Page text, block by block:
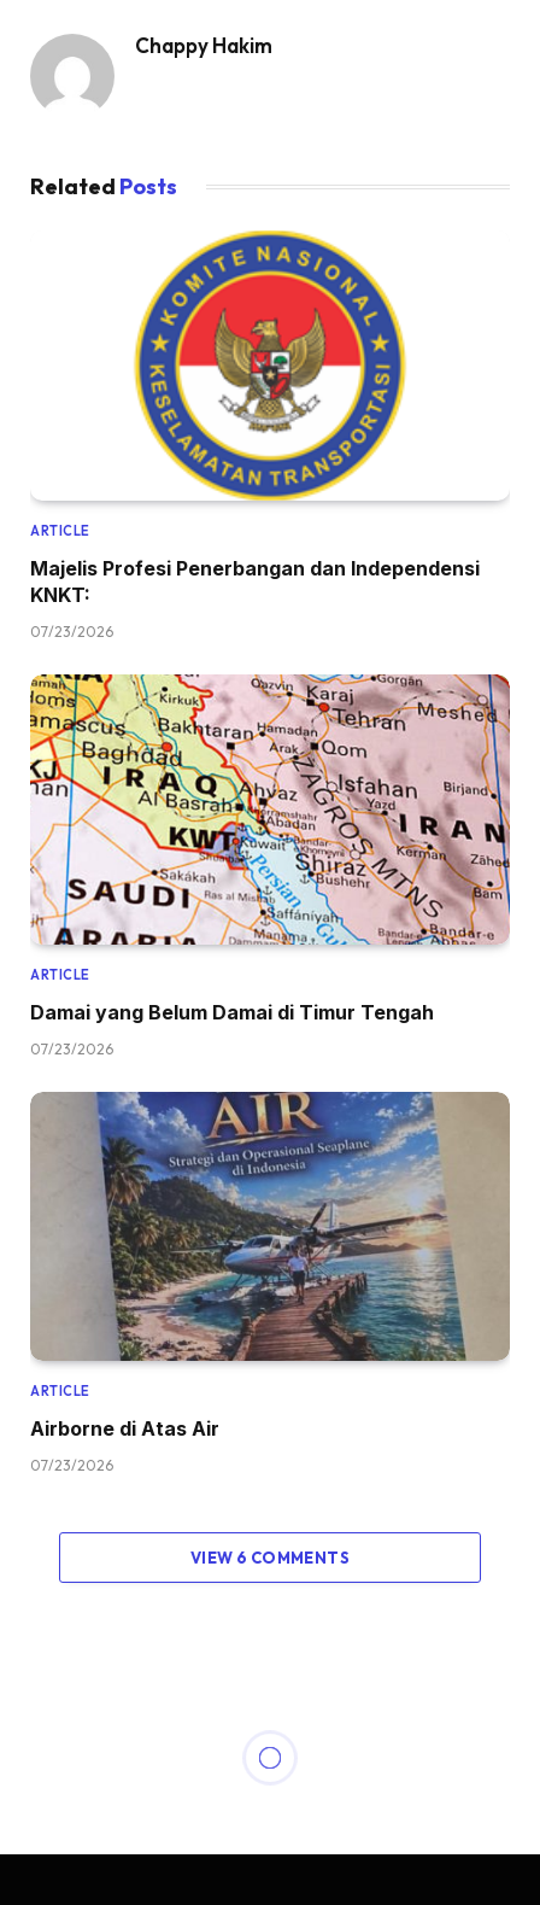
Chappy Hakim
Related Posts
ARTICLE
Majelis Profesi Penerbangan dan Independensi
KNKT:
07/23/2026
ARTICLE
Damai yang Belum Damai di Timur Tengah
07/23/2026
ARTICLE
Airborne di Atas Air
07/23/2026
VIEW 6 COMMENTS